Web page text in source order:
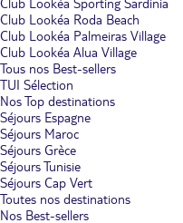
Club Lookéa Sporting Sardinia
Club Lookéa Roda Beach
Club Lookéa Palmeiras Village
Club Lookéa Alua Village
Tous nos Best-sellers
TUI Sélection
Nos Top destinations
Séjours Espagne
Séjours Maroc
Séjours Grèce
Séjours Tunisie
Séjours Cap Vert
Toutes nos destinations
Nos Best-sellers